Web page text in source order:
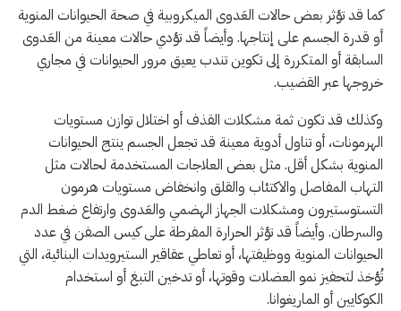
كما قد تؤثر بعض حالات العَدوى الميكروبية في صحة الحيوانات المنوية
أو قدرة الجسم على إنتاجها. وأيضاً قد تؤدي حالات معينة من العَدوى
السابقة أو المتكررة إلى تكوين تندب يعيق مرور الحيوانات في مجاري
خروجها عبر القضيب.
وكذلك قد تكون ثمة مشكلات القذف أو اختلال توازن مستويات
الهرمونات، أو تناول أدوية معينة قد تجعل الجسم ينتج الحيوانات
المنوية بشكل أقل. مثل بعض العلاجات المستخدمة لحالات مثل
التهاب المفاصل والاكتئاب والقلق وانخفاض مستويات هرمون
التستوستيرون ومشكلات الجهاز الهضمي والعَدوى وارتفاع ضغط الدم
والسرطان. وأيضاً قد تؤثر الحرارة المفرطة على كيس الصفن في عدد
الحيوانات المنوية ووظيفتها، أو تعاطي عقاقير الستيرويدات البنائية، التي
تُؤخذ لتحفيز نمو العضلات وقوتها، أو تدخين التبغ أو استخدام
الكوكايين أو الماريغوانا.